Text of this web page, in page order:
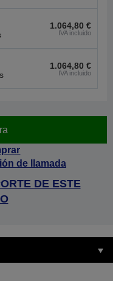
1.064,80 €
IVA incluido
1.064,80 €
IVA incluido
de llamada
DE ESTE